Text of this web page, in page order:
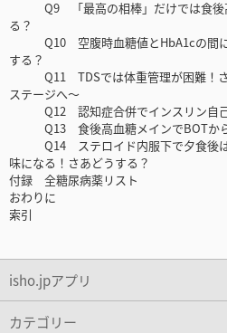
Q9 「最高の相棒」だけでは食後
る？
Q10 空腹時血糖値とHbA1cの間に
する？
Q11 TDSでは体重管理が困難！さ
ステージへ～
Q12 認知症合併でインスリン自己
Q13 食後高血糖メインでBOTから
Q14 ステロイド内服下で夕食後は
味になる！さあどうする？
付録 全糖尿病薬リスト
おわりに
索引
isho.jpアプリ
カテゴリー